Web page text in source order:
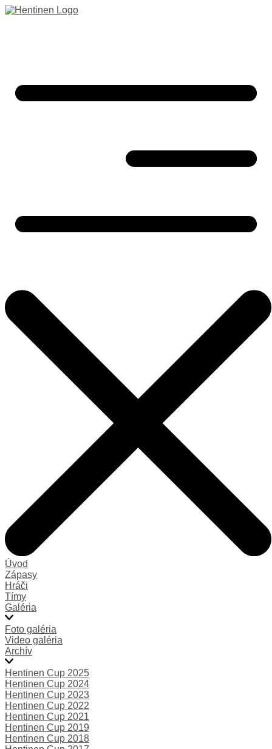
Preskočiť
Úvod
Zápasy
Hráči
Tímy
Galéria
Foto galéria
Video galéria
Archív
Hentinen Cup 2025
Hentinen Cup 2024
Hentinen Cup 2023
Hentinen Cup 2022
Hentinen Cup 2021
Hentinen Cup 2019
Hentinen Cup 2018